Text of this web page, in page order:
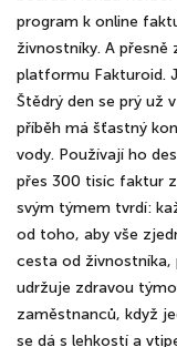
program k online
živnostníky. A přesně
platformu Fakturoid.
Štědrý den se prý už
příběh má šťastný
vody. Používají ho
přes 300 tisíc faktur
svým týmem tvrdí:
od toho, aby vše
cesta od živnostníka,
udržuje zdravou
zaměstnanců, když
se dá s lehkostí a